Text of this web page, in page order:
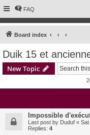
FAQ
Board index
Duik 15 et
New Topic
Impossible
Last post by Duduf «
Replies: 4